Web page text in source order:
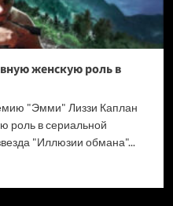
женскую роль в
"Эмми" Лиззи Каплан
роль в сериальной
"Иллюзии обмана"...